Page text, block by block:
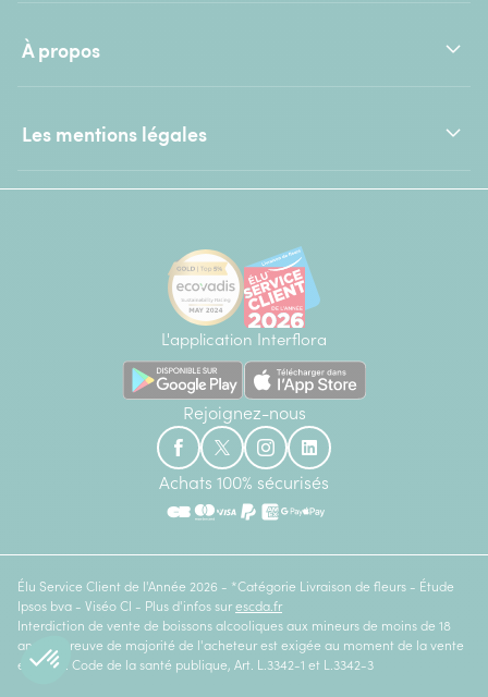
À propos
Les mentions légales
L'application Interflora
Rejoignez-nous
Achats 100% sécurisés
Élu Service Client de l'Année 2026 - *Catégorie Livraison de fleurs - Étude
Ipsos bva - Viséo CI - Plus d'infos sur escda.fr
Interdiction de vente de boissons alcooliques aux mineurs de moins de 18
ans. La preuve de majorité de l'acheteur est exigée au moment de la vente
en ligne. Code de la santé publique, Art. L.3342-1 et L.3342-3